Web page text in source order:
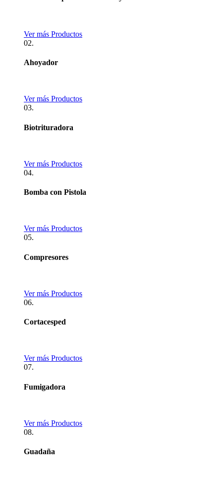
Ver más Productos
02.
Ahoyador
Ver más Productos
03.
Biotrituradora
Ver más Productos
04.
Bomba con Pistola
Ver más Productos
05.
Compresores
Ver más Productos
06.
Cortacesped
Ver más Productos
07.
Fumigadora
Ver más Productos
08.
Guadaña